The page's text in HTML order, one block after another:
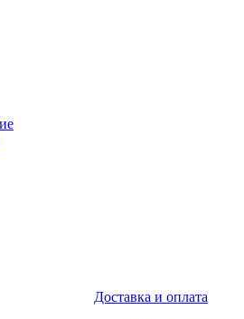
Доставка и оплата